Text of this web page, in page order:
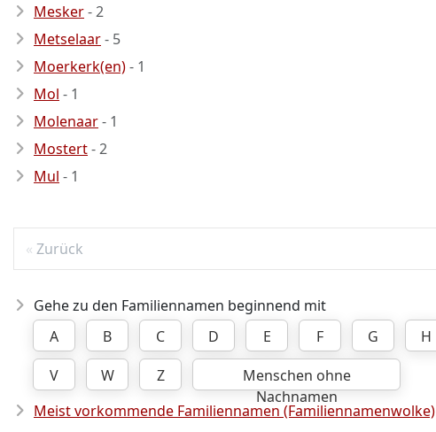
Mesker- 2
Metselaar- 5
Moerkerk(en)- 1
Mol - 1
Molenaar- 1
Mostert- 2
Mul - 1
Zurück
Gehe zu den Familiennamen beginnend mit
A
B C D E F G H
V
W Z
Menschen ohne
Nachnamen
Meist vorkommende Familiennamen (Familiennamenwolke)